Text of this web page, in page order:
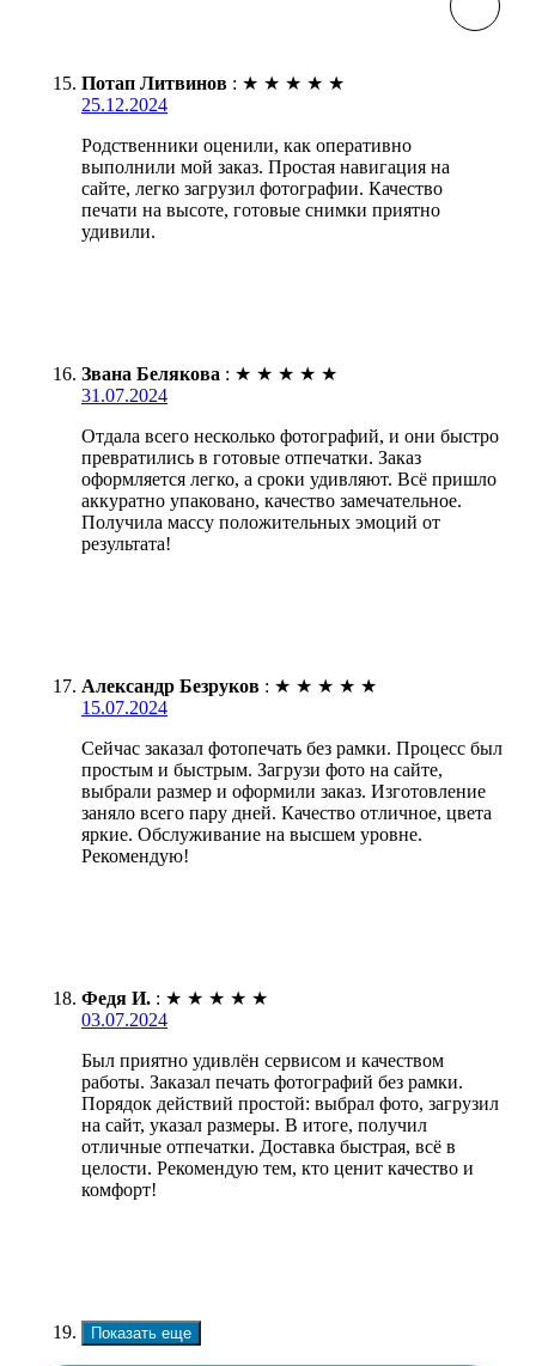
Потап Литвинов : ★ ★ ★ ★ ★
25.12.2024
Родственники оценили, как оперативно
выполнили мой заказ. Простая навигация на
сайте, легко загрузил фотографии. Качество
печати на высоте, готовые снимки приятно
удивили.
Звана Белякова : ★ ★ ★ ★ ★
31.07.2024
Отдала всего несколько фотографий, и они быстро
превратились в готовые отпечатки. Заказ
оформляется легко, а сроки удивляют. Всё пришло
аккуратно упаковано, качество замечательное.
Получила массу положительных эмоций от
результата!
Александр Безруков : ★ ★ ★ ★ ★
15.07.2024
Сейчас заказал фотопечать без рамки. Процесс был
простым и быстрым. Загрузи фото на сайте,
выбрали размер и оформили заказ. Изготовление
заняло всего пару дней. Качество отличное, цвета
яркие. Обслуживание на высшем уровне.
Рекомендую!
Федя И. : ★ ★ ★ ★ ★
03.07.2024
Был приятно удивлён сервисом и качеством
работы. Заказал печать фотографий без рамки.
Порядок действий простой: выбрал фото, загрузил
на сайт, указал размеры. В итоге, получил
отличные отпечатки. Доставка быстрая, всё в
целости. Рекомендую тем, кто ценит качество и
комфорт!
Показать еще